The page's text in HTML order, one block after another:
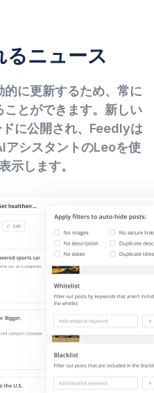
るニュース
に更新するため、常に
とができます。新しい
に公開され、Feedlyは
アシスタントのLeoを使
示します。